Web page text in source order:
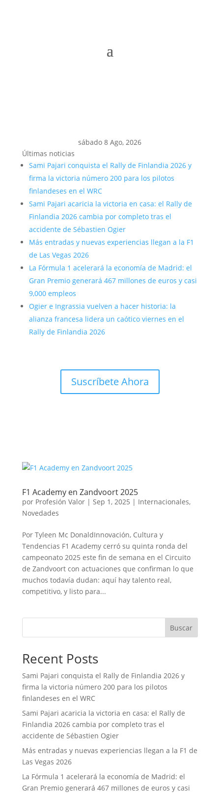
sábado 8 Ago, 2026
Últimas noticias
Sami Pajari conquista el Rally de Finlandia 2026 y
firma la victoria número 200 para los pilotos
finlandeses en el WRC
Sami Pajari acaricia la victoria en casa: el Rally de
Finlandia 2026 cambia por completo tras el
accidente de Sébastien Ogier
Más entradas y nuevas experiencias llegan a la F1
de Las Vegas 2026
La Fórmula 1 acelerará la economía de Madrid: el
Gran Premio generará 467 millones de euros y casi
9,000 empleos
Ogier e Ingrassia vuelven a hacer historia: la
alianza francesa lidera un caótico viernes en el
Rally de Finlandia 2026
Suscríbete Ahora
F1 Academy en Zandvoort 2025
por Profesión Valor| Sep 1, 2025 | Internacionales,
Novedades
Por Tyleen Mc DonaldInnovación, Cultura y
Tendencias F1 Academy cerró su quinta ronda del
campeonato 2025 este fin de semana en el Circuito
de Zandvoort con actuaciones que confirman lo que
muchos todavía dudan: aquí hay talento real,
competitivo, y listo para...
Buscar
Recent Posts
Sami Pajari conquista el Rally de Finlandia 2026 y
firma la victoria número 200 para los pilotos
finlandeses en el WRC
Sami Pajari acaricia la victoria en casa: el Rally de
Finlandia 2026 cambia por completo tras el
accidente de Sébastien Ogier
Más entradas y nuevas experiencias llegan a la F1 de
Las Vegas 2026
La Fórmula 1 acelerará la economía de Madrid: el
Gran Premio generará 467 millones de euros y casi